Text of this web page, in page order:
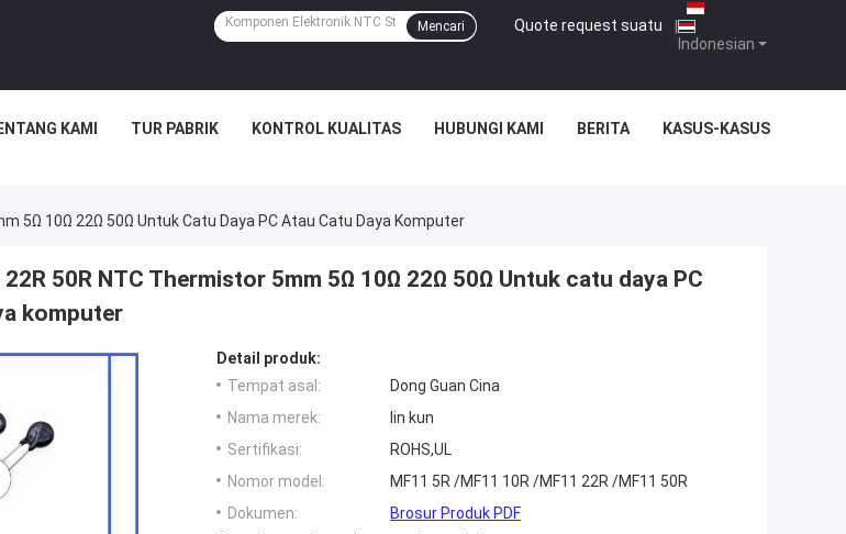
Indonesian
Quote request suatu |
Mencari
KAMI TUR PABRIK KONTROL KUALITAS HUBUNGI KAMI BERITA KASUS-KASUS
5Ω 10Ω 22Ω 50Ω Untuk Catu Daya PC Atau Catu Daya Komputer
22R 50R NTC Thermistor 5mm 5Ω 10Ω 22Ω 50Ω Untuk catu daya PC
komputer
Detail produk:
Tempat asal:
Dong Guan Cina
Nama merek:
lin kun
Sertifikasi:
ROHS,UL
Nomor model:
MF11 5R /MF11 10R /MF11 22R /MF11 50R
Dokumen:
Brosur Produk PDF